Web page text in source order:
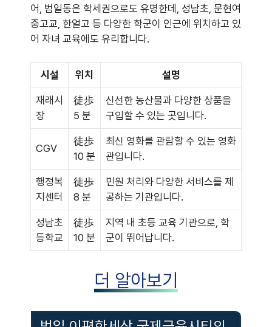
어, 범일동은 학세권으로도 유명한데, 성남초, 문현여
중고교, 한얼고 등 다양한 학군이 인근에 위치하고 있
어 자녀 교육에도 유리합니다.
시설 위치 설명
재래시
장
徒歩
5 분
신선한 농산물과 다양한 상품을
구입할 수 있는 곳입니다.
CGV
徒歩
10 분
최신 영화를 관람할 수 있는 영화
관입니다.
행정복
지센터
徒歩
8 분
민원 처리와 다양한 서비스를 제
공하는 기관입니다.
성남초
등학교
徒歩
10 분
지역 내 초등 교육 기관으로, 학
군이 뛰어납니다.
더 알아보기